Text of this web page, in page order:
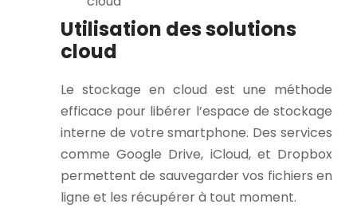
Utilisation des solutions
cloud
Le stockage en cloud est une méthode
efficace pour libérer l’espace de stockage
interne de votre smartphone. Des services
comme Google Drive, iCloud, et Dropbox
permettent de sauvegarder vos fichiers en
ligne et les récupérer à tout moment.